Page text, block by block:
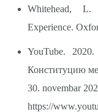
Whitehead, L.
Experience.
YouTube.
Конституцию
30. novembar
https://